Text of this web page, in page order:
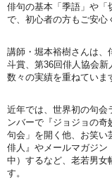
俳句の基本「季語」や「
で、初心者の方もご安心
講師・堀本裕樹さんは、
斗賞、第36回俳人協会
数々の実績を重ねていま
近年では、世界初の句会
ンバーで『ジョジョの奇
句会」を開く他、お笑い
俳人』やメールマガジン
中）するなど、老若男女
す。